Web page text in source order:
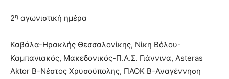
2η αγωνιστική ημέρα
Καβάλα-Ηρακλής Θεσσαλονίκης, Νίκη Βόλου-
Καμπανιακός, Μακεδονικός-Π.Α.Σ. Γιάννινα, Asteras
Aktor Β-Νέστος Χρυσούπολης, ΠΑΟΚ Β-Αναγέννηση